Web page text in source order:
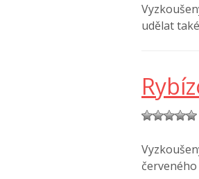
udělat